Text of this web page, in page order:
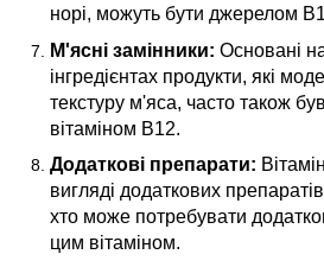
норі, можуть бути джерелом
М'ясні замінники: Основані
інгредієнтах продукти, які
текстуру м'яса, часто також
вітаміном B12.
Додаткові препарати:
вигляді додаткових
хто може потребувати
цим вітаміном.